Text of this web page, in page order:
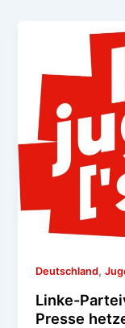
Deutschland,
Linke-
Presse